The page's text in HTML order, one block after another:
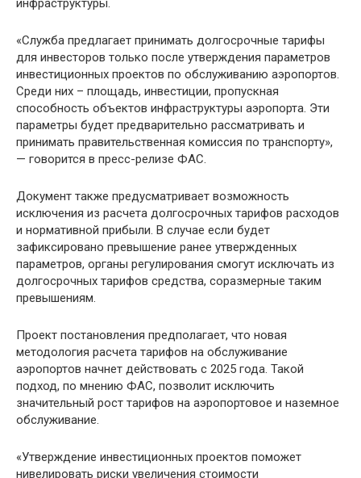
инфраструктуры.
«Служба предлагает принимать долгосрочные тарифы
для инвесторов только после утверждения параметров
инвестиционных проектов по обслуживанию аэропортов.
Среди них – площадь, инвестиции, пропускная
способность объектов инфраструктуры аэропорта. Эти
параметры будет предварительно рассматривать и
принимать правительственная комиссия по транспорту»,
— говорится в пресс-релизе ФАС.
Документ также предусматривает возможность
исключения из расчета долгосрочных тарифов расходов
и нормативной прибыли. В случае если будет
зафиксировано превышение ранее утвержденных
параметров, органы регулирования смогут исключать из
долгосрочных тарифов средства, соразмерные таким
превышениям.
Проект постановления предполагает, что новая
методология расчета тарифов на обслуживание
аэропортов начнет действовать с 2025 года. Такой
подход, по мнению ФАС, позволит исключить
значительный рост тарифов на аэропортовое и наземное
обслуживание.
«Утверждение инвестиционных проектов поможет
нивелировать риски увеличения стоимости